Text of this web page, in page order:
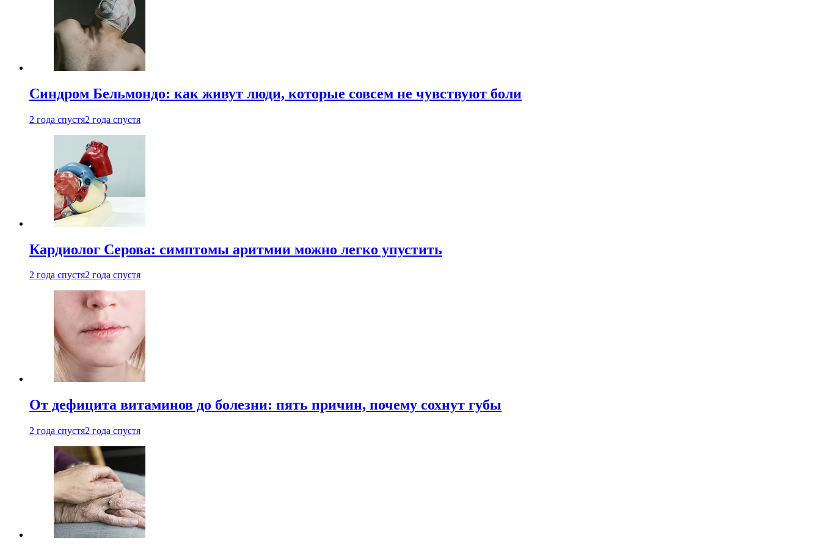
Синдром Бельмондо: как живут люди, которые совсем не чувствуют боли
2 года спустя2 года спустя
Кардиолог Серова: симптомы аритмии можно легко упустить
2 года спустя2 года спустя
От дефицита витаминов до болезни: пять причин, почему сохнут губы
2 года спустя2 года спустя